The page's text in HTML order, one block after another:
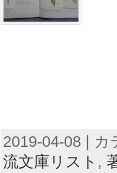
2019-04-08 |
流文庫リスト ,